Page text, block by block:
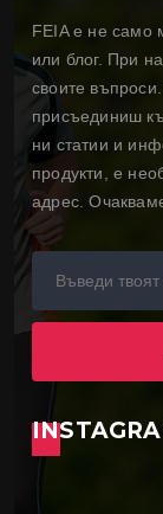
FEIA е не само
или блог. При
своите
присъединиш
ни статии и
продукти, е
адрес.